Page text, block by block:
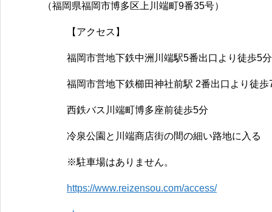
（福岡県福岡市博多区上川端町9番35号）
【アクセス】
福岡市営地下鉄中洲川端駅5番出口より徒歩5分
福岡市営地下鉄櫛田神社前駅 2番出口より徒歩
西鉄バス川端町博多座前徒歩5分
冷泉公園と川端商店街の間の細い路地に入る
※駐車場はありません。
https://www.reizensou.com/access/